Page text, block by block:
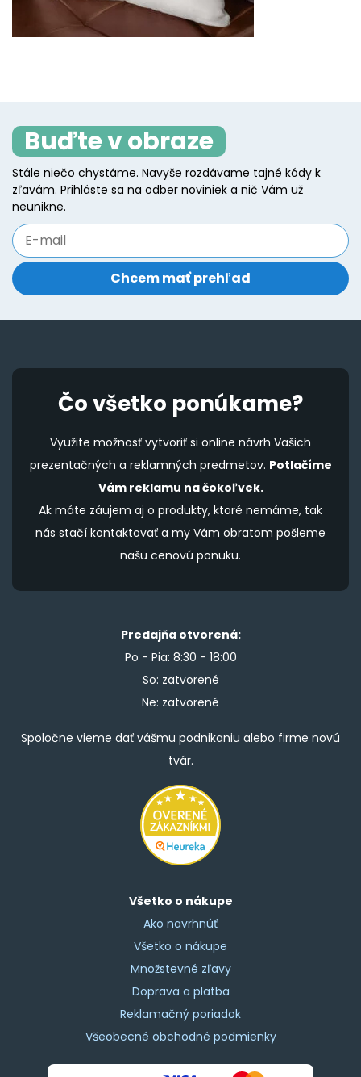
Buďte v obraze
Stále niečo chystáme. Navyše rozdávame tajné kódy k
zľavám. Prihláste sa na odber noviniek a nič Vám už
neunikne.
Čo všetko ponúkame?
Využite možnosť vytvoriť si online návrh Vašich
prezentačných a reklamných predmetov. Potlačíme
Vám reklamu na čokoľvek.
Ak máte záujem aj o produkty, ktoré nemáme, tak
nás stačí kontaktovať a my Vám obratom pošleme
našu cenovú ponuku.
Predajňa otvorená:
Po - Pia: 8:30 - 18:00
So: zatvorené
Ne: zatvorené
Spoločne vieme dať vášmu podnikaniu alebo firme novú
tvár.
Všetko o nákupe
Ako navrhnúť
Všetko o nákupe
Množstevné zľavy
Doprava a platba
Reklamačný poriadok
Všeobecné obchodné podmienky